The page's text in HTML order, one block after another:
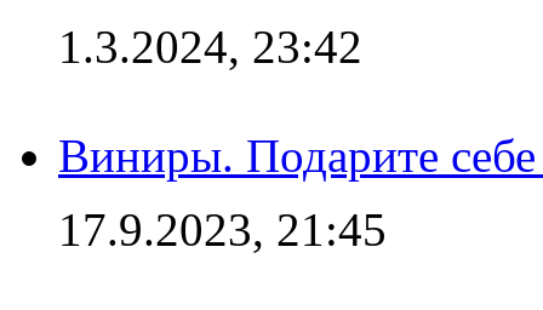
1.3.2024, 23:42
Виниры. Подарите
17.9.2023, 21:45